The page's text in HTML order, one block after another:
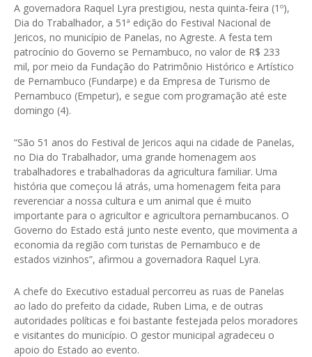
A governadora Raquel Lyra prestigiou, nesta quinta-feira (1º),
Dia do Trabalhador, a 51ª edição do Festival Nacional de
Jericos, no município de Panelas, no Agreste. A festa tem
patrocínio do Governo se Pernambuco, no valor de R$ 233
mil, por meio da Fundação do Patrimônio Histórico e Artístico
de Pernambuco (Fundarpe) e da Empresa de Turismo de
Pernambuco (Empetur), e segue com programação até este
domingo (4).
“São 51 anos do Festival de Jericos aqui na cidade de Panelas,
no Dia do Trabalhador, uma grande homenagem aos
trabalhadores e trabalhadoras da agricultura familiar. Uma
história que começou lá atrás, uma homenagem feita para
reverenciar a nossa cultura e um animal que é muito
importante para o agricultor e agricultora pernambucanos. O
Governo do Estado está junto neste evento, que movimenta a
economia da região com turistas de Pernambuco e de
estados vizinhos”, afirmou a governadora Raquel Lyra.
A chefe do Executivo estadual percorreu as ruas de Panelas
ao lado do prefeito da cidade, Ruben Lima, e de outras
autoridades políticas e foi bastante festejada pelos moradores
e visitantes do município. O gestor municipal agradeceu o
apoio do Estado ao evento.